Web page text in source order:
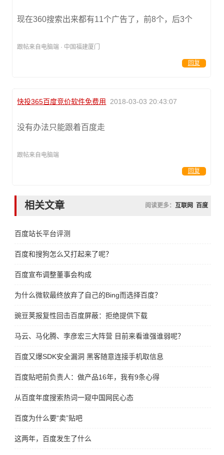
现在360搜索出来都有11个广告了，前8个，后3个
跟帖来自电脑端 · 中国福建厦门
回复
快投365百度竞价软件免费用 2018-03-03 20:43:07
没有办法只能跟着百度走
跟帖来自电脑端
回复
相关文章 阅读更多： 互联网 百度
百度站长平台评测
百度和搜狗怎么又打起来了呢？
百度宣布调整董事会构成
为什么微软最终放弃了自己的Bing而选择百度？
豌豆荚报复性回击百度屏蔽：拒绝提供下载
马云、马化腾、李彦宏三大阵营 目前来看谁强谁弱呢？
百度又爆SDK安全漏洞 黑客随意连接手机取信息
百度贴吧前负责人：做产品16年，我有9条心得
从百度年度搜索热词一窥中国网民心态
百度为什么要“卖”贴吧
这两年，百度发生了什么